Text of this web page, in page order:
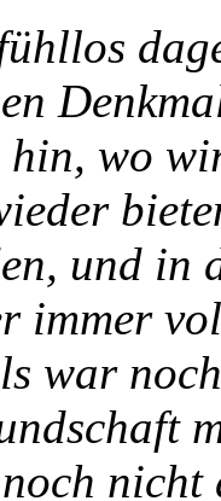
hin, wo
und in
immer
war